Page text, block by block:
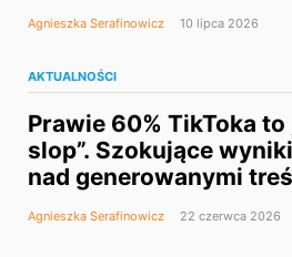
Agnieszka Serafinowicz 10 lipca 2026
AKTUALNOŚCI
Prawie 60% TikToka to
slop”. Szokujące
nad generowanymi
Agnieszka Serafinowicz 22 czerwca 2026